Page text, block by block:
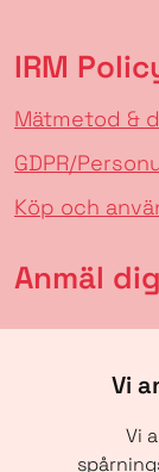
Vi
Vi
IRM
Mätmetod &
GDPR/
Köp och
Anmäl